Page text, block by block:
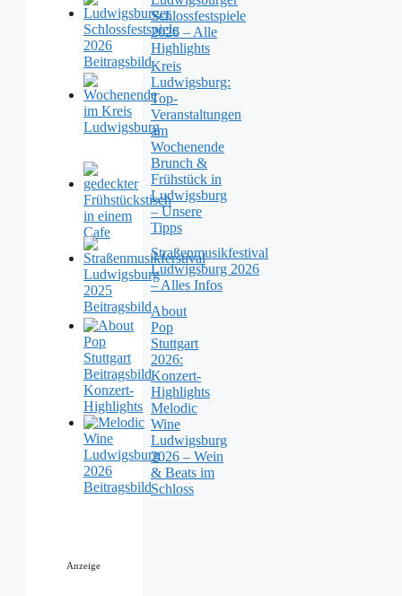
Schlossfestspiele
2026 – Alle
Highlights
Kreis
Ludwigsburg:
Top-
Veranstaltungen
am
Wochenende
Brunch &
Frühstück in
Ludwigsburg
– Unsere
Tipps
Straßenmusikfestival
Ludwigsburg 2026
– Alles Infos
About
Pop
Stuttgart
2026:
Konzert-
Highlights
Melodic
Wine
Ludwigsburg
2026 – Wein
& Beats im
Schloss
Anzeige